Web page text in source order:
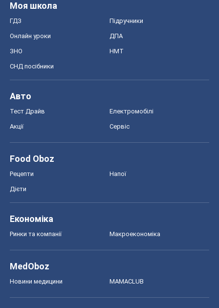
Моя школа
ГДЗ Підручники
Онлайн уроки ДПА
ЗНО НМТ
СНД посібники
Авто
Тест Драйв Електромобілі
Акції Сервіс
Food Oboz
Рецепти Напої
Дієти
Економіка
Ринки та компанії Макроекономіка
MedOboz
Новини медицини MAMACLUB